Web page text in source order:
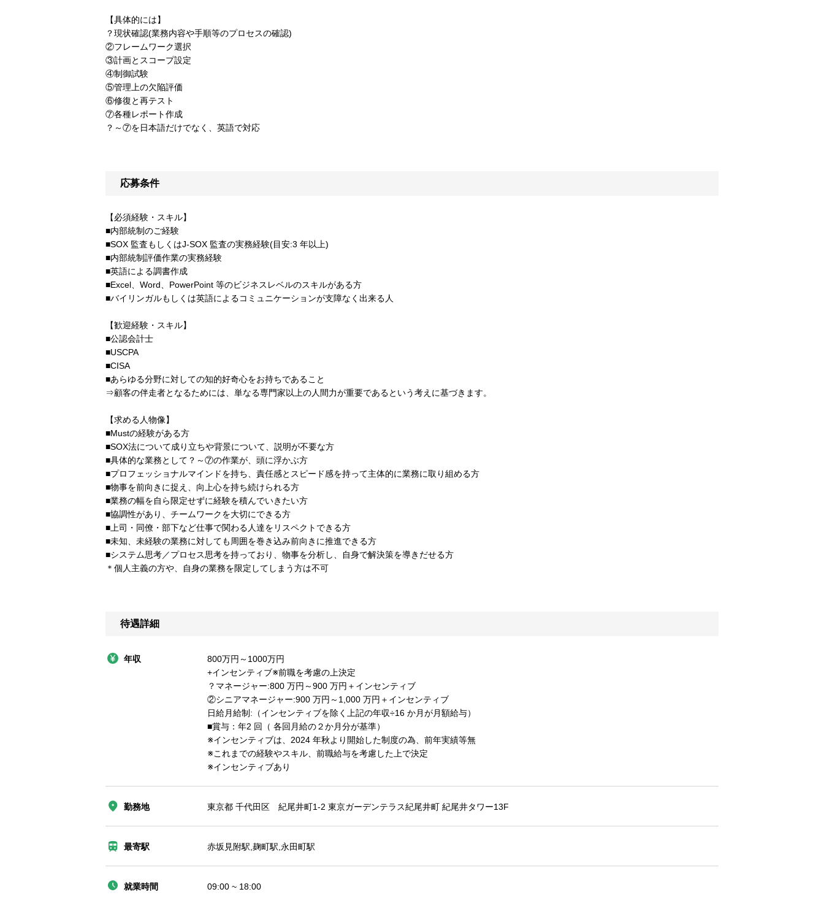
【具体的には】
？現状確認(業務内容や手順等のプロセスの確認)
②フレームワーク選択
③計画とスコープ設定
④制御試験
⑤管理上の欠陥評価
⑥修復と再テスト
⑦各種レポート作成
？～⑦を日本語だけでなく、英語で対応
応募条件
【必須経験・スキル】
■内部統制のご経験
■SOX 監査もしくはJ-SOX 監査の実務経験(目安:3 年以上)
■内部統制評価作業の実務経験
■英語による調書作成
■Excel、Word、PowerPoint 等のビジネスレベルのスキルがある方
■バイリンガルもしくは英語によるコミュニケーションが支障なく出来る人
【歓迎経験・スキル】
■公認会計士
■USCPA
■CISA
■あらゆる分野に対しての知的好奇心をお持ちであること
⇒顧客の伴走者となるためには、単なる専門家以上の人間力が重要であるという考えに基づきます。
【求める人物像】
■Mustの経験がある方
■SOX法について成り立ちや背景について、説明が不要な方
■具体的な業務として？～⑦の作業が、頭に浮かぶ方
■プロフェッショナルマインドを持ち、責任感とスピード感を持って主体的に業務に取り組める方
■物事を前向きに捉え、向上心を持ち続けられる方
■業務の幅を自ら限定せずに経験を積んでいきたい方
■協調性があり、チームワークを大切にできる方
■上司・同僚・部下など仕事で関わる人達をリスペクトできる方
■未知、未経験の業務に対しても周囲を巻き込み前向きに推進できる方
■システム思考／プロセス思考を持っており、物事を分析し、自身で解決策を導きだせる方
＊個人主義の方や、自身の業務を限定してしまう方は不可
待遇詳細
年収
800万円～1000万円
+インセンティブ※前職を考慮の上決定
？マネージャー:800 万円～900 万円＋インセンティブ
②シニアマネージャー:900 万円～1,000 万円＋インセンティブ
日給月給制:（インセンティブを除く上記の年収÷16 か月が月額給与）
■賞与：年2 回（ 各回月給の２か月分が基準）
※インセンティブは、2024 年秋より開始した制度の為、前年実績等無
※これまでの経験やスキル、前職給与を考慮した上で決定
※インセンティブあり
勤務地 東京都 千代田区 紀尾井町1-2 東京ガーデンテラス紀尾井町 紀尾井タワー13F
最寄駅 赤坂見附駅,麹町駅,永田町駅
就業時間 09:00 ~ 18:00